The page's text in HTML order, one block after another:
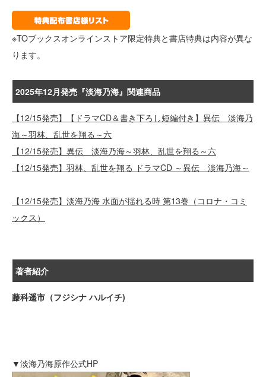
※TOブックスオンラインストア限定特典と書店特典は内容が異な
ります。
2025年12月発売『淡海乃海』関連商品
【12/15発売】【ドラマCD＆書き下ろし短編付き】異伝 淡海乃
海～羽林、乱世を翔る～六
【12/15発売】異伝 淡海乃海～羽林、乱世を翔る～六
【12/15発売】羽林、乱世を翔る ドラマCD ～異伝 淡海乃海～
【12/15発売】淡海乃海 水面が揺れる時 第13巻（コロナ・コミ
ックス）
著者紹介
藤科遥市（フジシナ ハルイチ)
▼淡海乃海原作公式HP